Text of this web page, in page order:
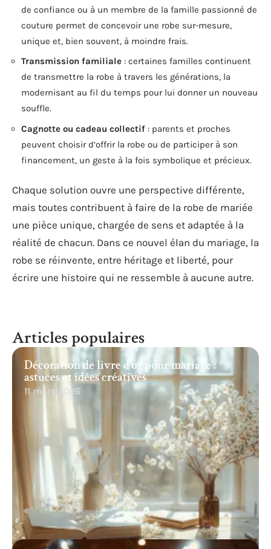
de confiance ou à un membre de la famille passionné de
couture permet de concevoir une robe sur-mesure,
unique et, bien souvent, à moindre frais.
Transmission familiale : certaines familles continuent
de transmettre la robe à travers les générations, la
modernisant au fil du temps pour lui donner un nouveau
souffle.
Cagnotte ou cadeau collectif : parents et proches
peuvent choisir d’offrir la robe ou de participer à son
financement, un geste à la fois symbolique et précieux.
Chaque solution ouvre une perspective différente,
mais toutes contribuent à faire de la robe de mariée
une pièce unique, chargée de sens et adaptée à la
réalité de chacun. Dans ce nouvel élan du mariage, la
robe se réinvente, entre héritage et liberté, pour
écrire une histoire qui ne ressemble à aucune autre.
Articles populaires
Décoration de livre d’or pour mariage :
astuces et idées créatives
11 mars 2026